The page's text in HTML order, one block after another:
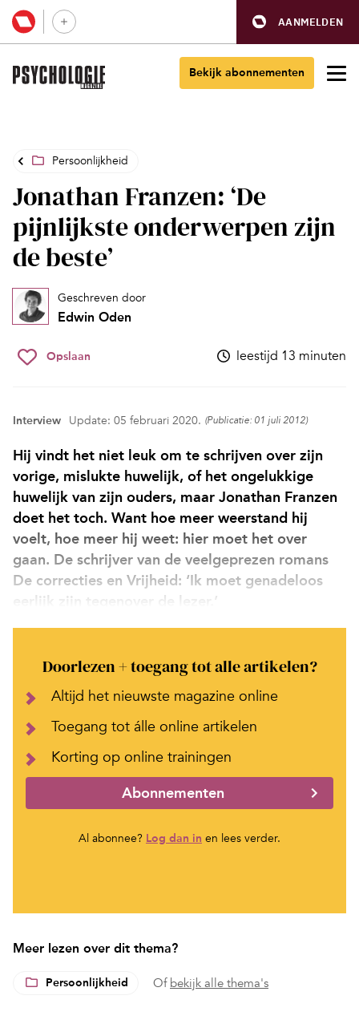
AANMELDEN
Bekijk abonnementen
Persoonlijkheid
Jonathan Franzen: ‘De
pijnlijkste onderwerpen zijn
de beste’
Geschreven door
Edwin Oden
Opslaan leestijd 13 minuten
Interview Update: 05 februari 2020. (Publicatie: 01 juli 2012)
Hij vindt het niet leuk om te schrijven over zijn
vorige, mislukte huwelijk, of het ongelukkige
huwelijk van zijn ouders, maar Jonathan Franzen
doet het toch. Want hoe meer weerstand hij
voelt, hoe meer hij weet: hier moet het over
gaan. De schrijver van de veelgeprezen romans
De correcties en Vrijheid: ‘Ik moet genadeloos
eerlijk zijn tegenover de lezer.’
Doorlezen + toegang tot alle artikelen?
Altijd het nieuwste magazine online
Toegang tot álle online artikelen
Korting op online trainingen
Abonnementen
Al abonnee? Log dan in en lees verder.
Meer lezen over dit thema?
Persoonlijkheid Of bekijk alle thema's